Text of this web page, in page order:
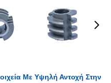
Με Υψηλή Αντοχή Στην